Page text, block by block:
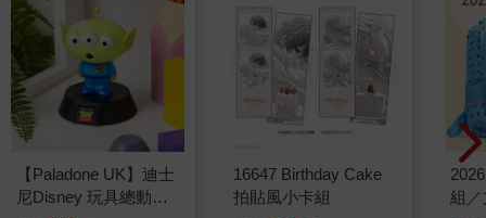
【Paladone UK】迪士
尼Disney 玩具總動員
16647 Birthday Cake
拍貼風小卡組
組